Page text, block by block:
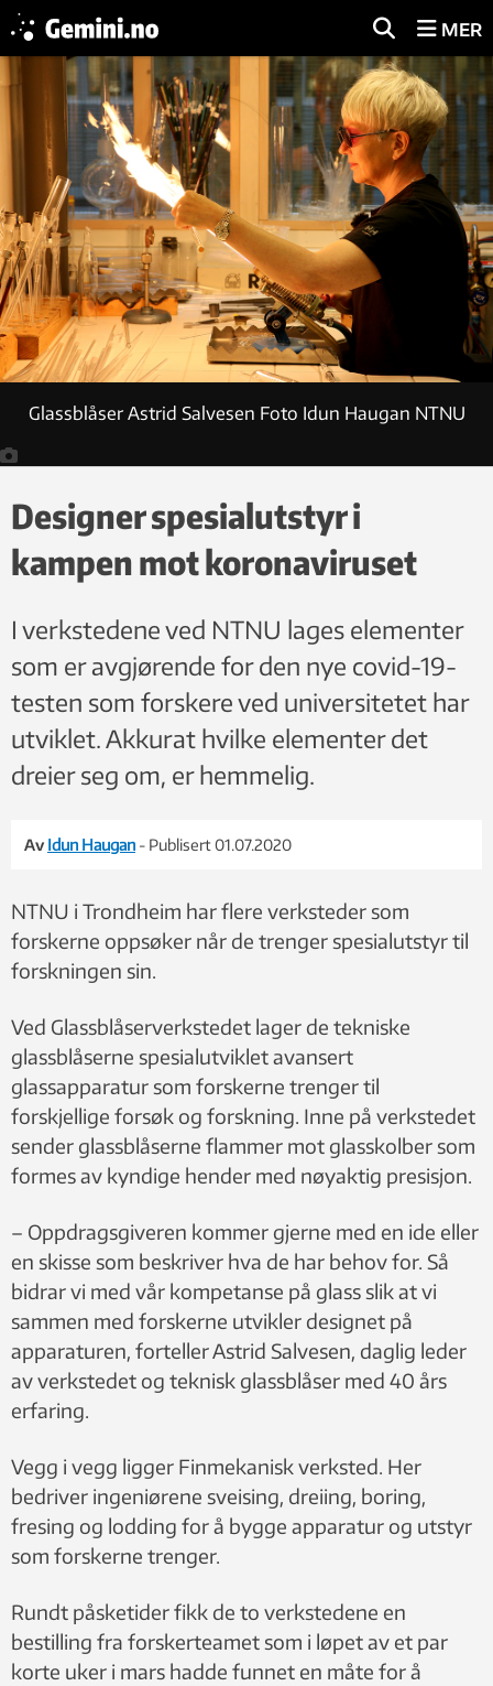
MER
Glassblåser Astrid Salvesen Foto Idun Haugan NTNU
Designer spesialutstyr i
kampen mot koronaviruset
I verkstedene ved NTNU lages elementer
som er avgjørende for den nye covid-19-
testen som forskere ved universitetet har
utviklet. Akkurat hvilke elementer det
dreier seg om, er hemmelig.
Av Idun Haugan - Publisert 01.07.2020
NTNU i Trondheim har flere verksteder som
forskerne oppsøker når de trenger spesialutstyr til
forskningen sin.
Ved Glassblåserverkstedet lager de tekniske
glassblåserne spesialutviklet avansert
glassapparatur som forskerne trenger til
forskjellige forsøk og forskning. Inne på verkstedet
sender glassblåserne flammer mot glasskolber som
formes av kyndige hender med nøyaktig presisjon.
– Oppdragsgiveren kommer gjerne med en ide eller
en skisse som beskriver hva de har behov for. Så
bidrar vi med vår kompetanse på glass slik at vi
sammen med forskerne utvikler designet på
apparaturen, forteller Astrid Salvesen, daglig leder
av verkstedet og teknisk glassblåser med 40 års
erfaring.
Vegg i vegg ligger Finmekanisk verksted. Her
bedriver ingeniørene sveising, dreiing, boring,
fresing og lodding for å bygge apparatur og utstyr
som forskerne trenger.
Rundt påsketider fikk de to verkstedene en
bestilling fra forskerteamet som i løpet av et par
korte uker i mars hadde funnet en måte for å